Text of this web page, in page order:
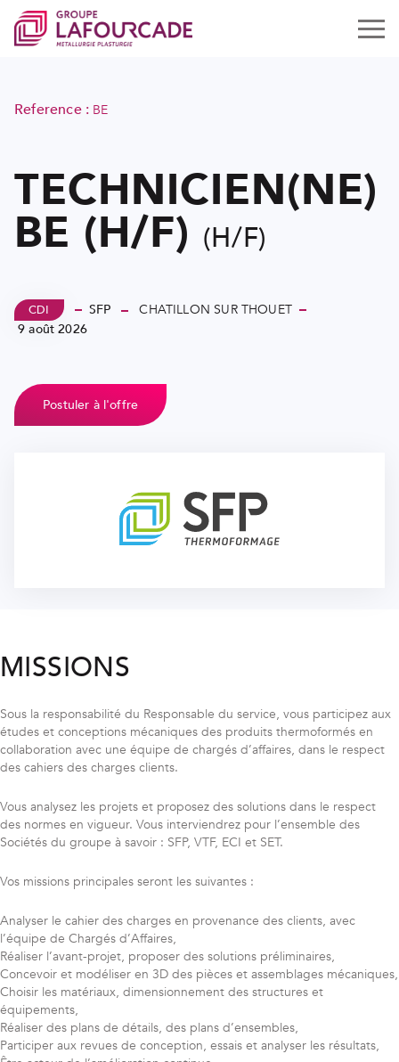
Reference : BE
TECHNICIEN(NE)
BE (H/F) (H/F)
Type
CDI SOCIÉTÉ :
SFP Localisation
CHATILLON SUR THOUET
A partir de
9 août 2026
Postuler à l'offre
MISSIONS
Sous la responsabilité du Responsable du service, vous participez aux
études et conceptions mécaniques des produits thermoformés en
collaboration avec une équipe de chargés d’affaires, dans le respect
des cahiers des charges clients.
Vous analysez les projets et proposez des solutions dans le respect
des normes en vigueur. Vous interviendrez pour l’ensemble des
Sociétés du groupe à savoir : SFP, VTF, ECI et SET.
Vos missions principales seront les suivantes :
Analyser le cahier des charges en provenance des clients, avec
l’équipe de Chargés d’Affaires,
Réaliser l’avant-projet, proposer des solutions préliminaires,
Concevoir et modéliser en 3D des pièces et assemblages mécaniques,
Choisir les matériaux, dimensionnement des structures et
équipements,
Réaliser des plans de détails, des plans d’ensembles,
Participer aux revues de conception, essais et analyser les résultats,